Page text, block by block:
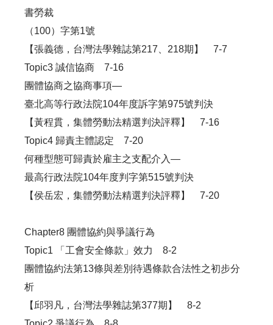
書勞裁
（100）字第1號
【張義德，台灣法學雜誌第217、218期】 7-7
Topic3 誠信協商 7-16
團體協商之協商事項—
臺北高等行政法院104年度訴字第975號判決
【黃程貫，集體勞動法精選判決評釋】 7-16
Topic4 歸責主體認定 7-20
何種型態可歸責於雇主之支配介入—
最高行政法院104年度判字第515號判決
【侯岳宏，集體勞動法精選判決評釋】 7-20
Chapter8 團體協約與爭議行為
Topic1 「工會安全條款」效力 8-2
團體協約法第13條與差別待遇條款合法性之初步分
析
【邱羽凡，台灣法學雜誌第377期】 8-2